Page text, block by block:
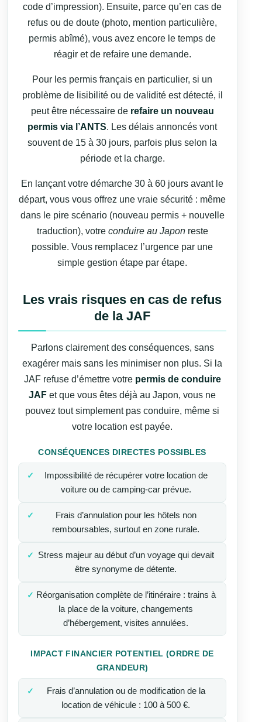
code d’impression). Ensuite, parce qu’en cas de
refus ou de doute (photo, mention particulière,
permis abîmé), vous avez encore le temps de
réagir et de refaire une demande.
Pour les permis français en particulier, si un
problème de lisibilité ou de validité est détecté, il
peut être nécessaire de refaire un nouveau
permis via l’ANTS. Les délais annoncés vont
souvent de 15 à 30 jours, parfois plus selon la
période et la charge.
En lançant votre démarche 30 à 60 jours avant le
départ, vous vous offrez une vraie sécurité : même
dans le pire scénario (nouveau permis + nouvelle
traduction), votre conduire au Japonreste
possible. Vous remplacez l’urgence par une
simple gestion étape par étape.
Les vrais risques en cas de refus
de la JAF
Parlons clairement des conséquences, sans
exagérer mais sans les minimiser non plus. Si la
JAF refuse d’émettre votre permis de conduire
JAF et que vous êtes déjà au Japon, vous ne
pouvez tout simplement pas conduire, même si
votre location est payée.
CONSÉQUENCES DIRECTES POSSIBLES
Impossibilité de récupérer votre location de
voiture ou de camping-car prévue.
Frais d’annulation pour les hôtels non
remboursables, surtout en zone rurale.
Stress majeur au début d’un voyage qui devait
être synonyme de détente.
Réorganisation complète de l’itinéraire : trains à
la place de la voiture, changements
d’hébergement, visites annulées.
IMPACT FINANCIER POTENTIEL (ORDRE DE
GRANDEUR)
Frais d’annulation ou de modification de la
location de véhicule : 100 à 500 €.